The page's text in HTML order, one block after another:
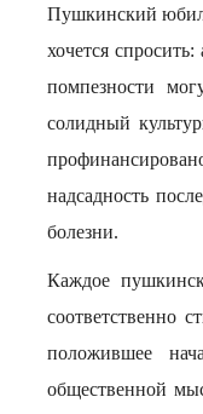
Пушкинский
хочется
помпезности
солидный
надсадность
болезни.
Каждое
соответственно
положившее
общественной